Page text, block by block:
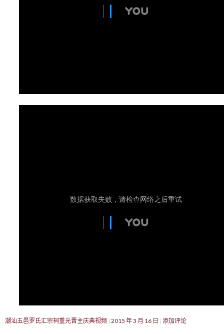
潮汕五邑罗氏汇宗祠重光晋主庆典视频 2015 年 3 月 16 日 添加评论